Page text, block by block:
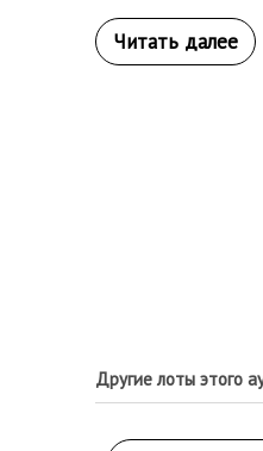
Другие лоты этого